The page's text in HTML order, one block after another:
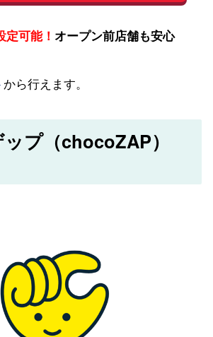
定可能！ オープン前店舗も安心
から行えます。
プ（chocoZAP）